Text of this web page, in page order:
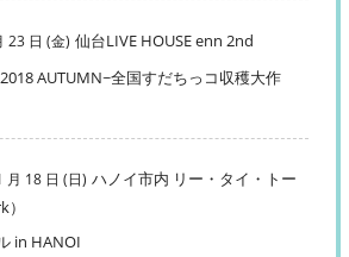
23 日 (金) 仙台LIVE HOUSE enn 2nd
AUTUMN~全国すだちっコ収穫大作
月 18 日 (日) ハノイ市内 リー・タイ・トー
in HANOI